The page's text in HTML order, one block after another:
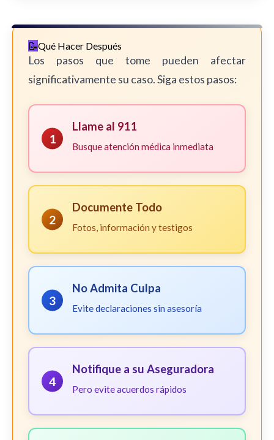
Qué Hacer Después
Los pasos que tome pueden afectar
significativamente su caso. Siga estos pasos:
1
Llame al 911
Busque atención médica inmediata
2
Documente Todo
Fotos, información y testigos
3
No Admita Culpa
Evite declaraciones sin asesoría
4
Notifique a su Aseguradora
Pero evite acuerdos rápidos